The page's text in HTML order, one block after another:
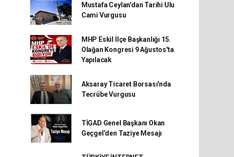
Mustafa Ceylan'dan Tarihi Ulu
Cami Vurgusu
MHP Eskil İlçe Başkanlığı 15.
Olağan Kongresi 9 Ağustos'ta
Yapılacak
Aksaray Ticaret Borsası'nda
Tecrübe Vurgusu
TİGAD Genel Başkanı Okan
Geçgel’den Taziye Mesajı